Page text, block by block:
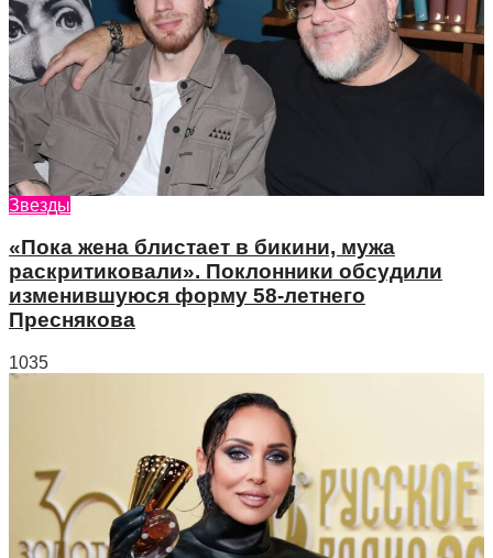
Звезды
«Пока жена блистает в бикини, мужа
раскритиковали». Поклонники обсудили
изменившуюся форму 58-летнего
Преснякова
1035